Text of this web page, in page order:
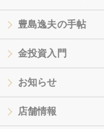
豊島逸夫の手帖
金投資入門
お知らせ
店舗情報